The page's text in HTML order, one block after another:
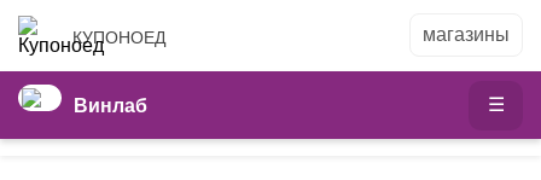
КУПОНОЕД
Винлаб